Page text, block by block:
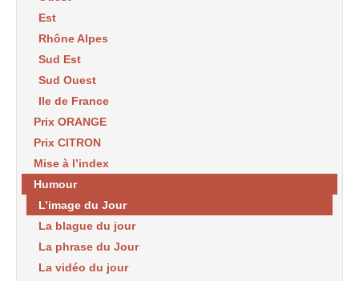
Est
Rhône Alpes
Sud Est
Sud Ouest
Ile de France
Prix ORANGE
Prix CITRON
Mise à l’index
Humour
L’image du Jour
La blague du jour
La phrase du Jour
La vidéo du jour